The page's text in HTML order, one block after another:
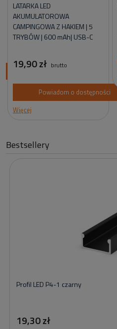
LATARKA LED
AKUMULATOROWA
CAMPINGOWA Z HAKIEM | 5
TRYBÓW | 600 mAh| USB-C
19,90 zł brutto
Powiadom o dostępności
Więcej
Bestsellery
Profil LED P4-1 czarny
19,30 zł